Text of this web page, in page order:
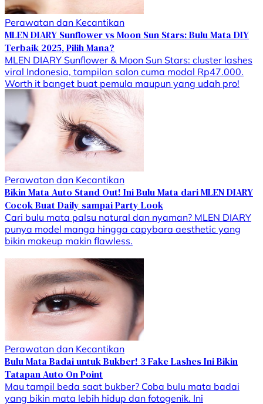
Perawatan dan Kecantikan
MLEN DIARY Sunflower vs Moon Sun Stars: Bulu Mata DIY
Terbaik 2025, Pilih Mana?
MLEN DIARY Sunflower & Moon Sun Stars: cluster lashes
viral Indonesia, tampilan salon cuma modal Rp47.000.
Worth it banget buat pemula maupun yang udah pro!
Perawatan dan Kecantikan
Bikin Mata Auto Stand Out! Ini Bulu Mata dari MLEN DIARY
Cocok Buat Daily sampai Party Look
Cari bulu mata palsu natural dan nyaman? MLEN DIARY
punya model manga hingga capybara aesthetic yang
bikin makeup makin flawless.
Perawatan dan Kecantikan
Bulu Mata Badai untuk Bukber! 3 Fake Lashes Ini Bikin
Tatapan Auto On Point
Mau tampil beda saat bukber? Coba bulu mata badai
yang bikin mata lebih hidup dan fotogenik. Ini